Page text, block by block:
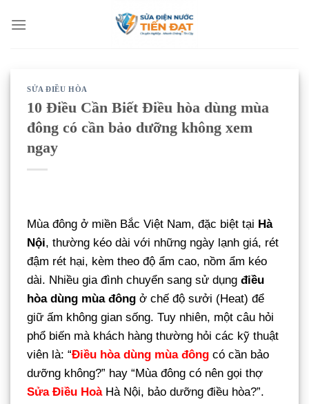
qua
SỬA ĐIỀU HÒA
10 Điều Cần Biết Điều hòa dùng mùa
đông có cần bảo dưỡng không xem
ngay
Mùa đông ở miền Bắc Việt Nam, đặc biệt tại Hà
Nội, thường kéo dài với những ngày lạnh giá, rét
đậm rét hại, kèm theo độ ẩm cao, nồm ẩm kéo
dài. Nhiều gia đình chuyển sang sử dụng điều
hòa dùng mùa đông ở chế độ sưởi (Heat) để
giữ ấm không gian sống. Tuy nhiên, một câu hỏi
phổ biến mà khách hàng thường hỏi các kỹ thuật
viên là: “Điều hòa dùng mùa đông có cần bảo
dưỡng không?” hay “Mùa đông có nên gọi thợ
Sửa Điều HoàHà Nội, bảo dưỡng điều hòa?”.